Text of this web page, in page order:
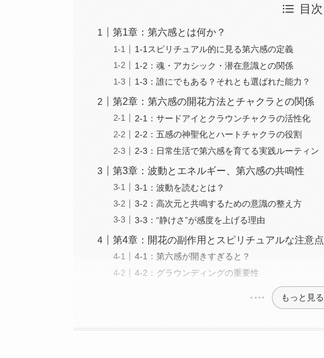
目次
第1章：第六感とは何か？
1-1スピリチュアル的に見る第六感の定義
1-2：魂・アカシック・潜在意識との関係
1-3：誰にでもある？それとも選ばれた能力？
第2章：第六感の開花方法とチャクラとの関係
2-1：サードアイとクラウンチャクラの活性化
2-2：五感の神聖化とハートチャクラの役割
2-3：日常生活で第六感を育てる実践ルーティン
第3章：波動とエネルギー、第六感の共鳴性
3-1：波動を読むとは？
3-2：高次元と共鳴するための意識の整え方
3-3：“静けさ”が感度を上げる理由
第4章：開花の副作用とスピリチュアルな注意点
4-1：第六感が開きすぎると？
4-2：グラウンディングの重要性
もっと見る